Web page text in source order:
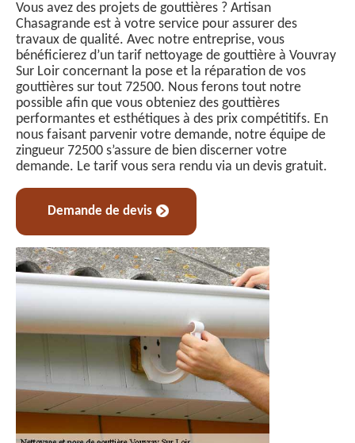
Vous avez des projets de gouttières ? Artisan
Chasagrande est à votre service pour assurer des
travaux de qualité. Avec notre entreprise, vous
bénéficierez d’un tarif nettoyage de gouttière à Vouvray
Sur Loir concernant la pose et la réparation de vos
gouttières sur tout 72500. Nous ferons tout notre
possible afin que vous obteniez des gouttières
performantes et esthétiques à des prix compétitifs. En
nous faisant parvenir votre demande, notre équipe de
zingueur 72500 s’assure de bien discerner votre
demande. Le tarif vous sera rendu via un devis gratuit.
Demande de devis